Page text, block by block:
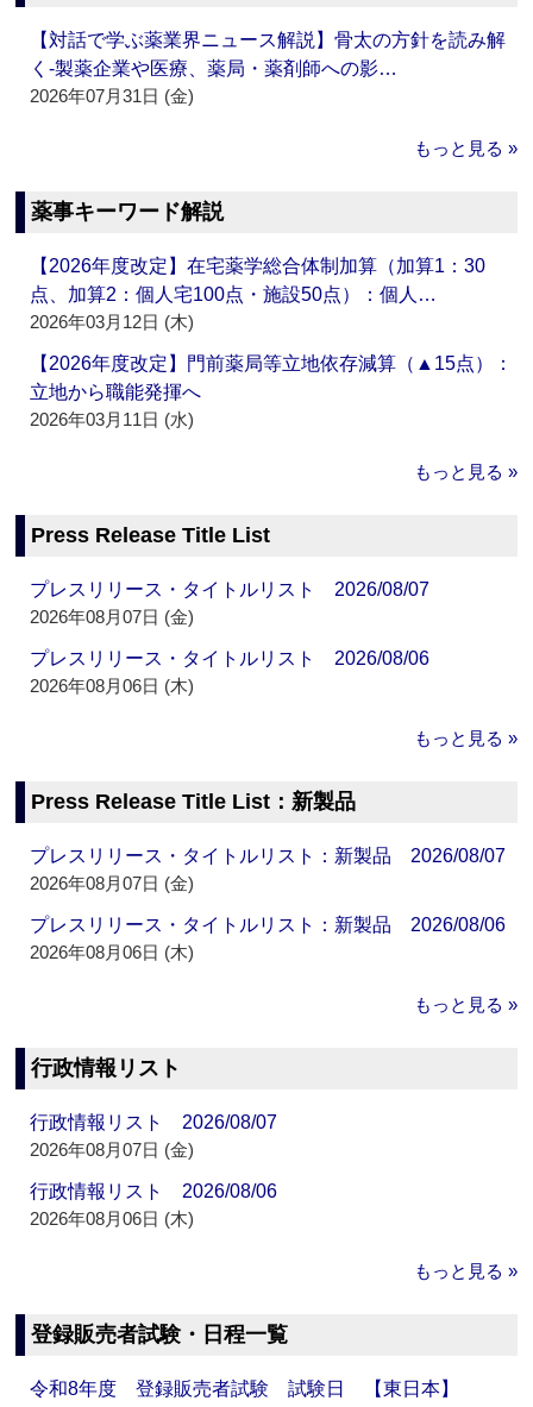
【対話で学ぶ薬業界ニュース解説】骨太の方針を読み解
く‐製薬企業や医療、薬局・薬剤師への影…
2026年07月31日 (金)
もっと見る »
薬事キーワード解説
【2026年度改定】在宅薬学総合体制加算（加算1：30
点、加算2：個人宅100点・施設50点）：個人…
2026年03月12日 (木)
【2026年度改定】門前薬局等立地依存減算（▲15点）：
立地から職能発揮へ
2026年03月11日 (水)
もっと見る »
Press Release Title List
プレスリリース・タイトルリスト 2026/08/07
2026年08月07日 (金)
プレスリリース・タイトルリスト 2026/08/06
2026年08月06日 (木)
もっと見る »
Press Release Title List：新製品
プレスリリース・タイトルリスト：新製品 2026/08/07
2026年08月07日 (金)
プレスリリース・タイトルリスト：新製品 2026/08/06
2026年08月06日 (木)
もっと見る »
行政情報リスト
行政情報リスト 2026/08/07
2026年08月07日 (金)
行政情報リスト 2026/08/06
2026年08月06日 (木)
もっと見る »
登録販売者試験・日程一覧
令和8年度 登録販売者試験 試験日 【東日本】